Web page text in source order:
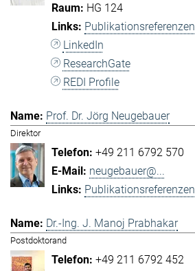
HG 124
Publikationsreferenzen
LinkedIn
ResearchGate
REDI Profile
Prof. Dr. Jörg Neugebauer
Direktor
+49 211 6792 570
neugebauer@...
Publikationsreferenzen
Dr.-Ing. J. Manoj Prabhakar
Postdoktorand
+49 211 6792 452